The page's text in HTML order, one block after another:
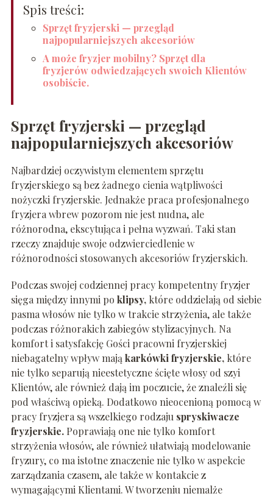
Spis treści:
Sprzęt fryzjerski — przegląd
najpopularniejszych akcesoriów
A może fryzjer mobilny? Sprzęt dla
fryzjerów odwiedzających swoich Klientów
osobiście.
Sprzęt fryzjerski — przegląd
najpopularniejszych akcesoriów
Najbardziej oczywistym elementem sprzętu
fryzjerskiego są bez żadnego cienia wątpliwości
nożyczki fryzjerskie. Jednakże praca profesjonalnego
fryzjera wbrew pozorom nie jest nudna, ale
różnorodna, ekscytująca i pełna wyzwań. Taki stan
rzeczy znajduje swoje odzwierciedlenie w
różnorodności stosowanych akcesoriów fryzjerskich.
Podczas swojej codziennej pracy kompetentny fryzjer
sięga między innymi po klipsy,które oddzielają od siebie
pasma włosów nie tylko w trakcie strzyżenia, ale także
podczas różnorakich zabiegów stylizacyjnych. Na
komfort i satysfakcję Gości pracowni fryzjerskiej
niebagatelny wpływ mająkarkówki fryzjerskie,które
nie tylko separują nieestetyczne ścięte włosy od szyi
Klientów, ale również dają im poczucie, że znaleźli się
pod właściwą opieką. Dodatkowo nieocenioną pomocą w
pracy fryzjera są wszelkiego rodzaju spryskiwacze
fryzjerskie.Poprawiają one nie tylko komfort
strzyżenia włosów, ale również ułatwiają modelowanie
fryzury, co ma istotne znaczenie nie tylko w aspekcie
zarządzania czasem, ale także w kontakcie z
wymagającymi Klientami. W tworzeniu niemalże